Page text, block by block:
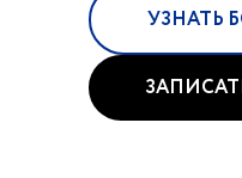
УЗНАТЬ